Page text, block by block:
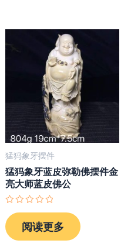
猛犸象牙摆件
猛犸象牙蓝皮弥勒佛摆件金
亮大师蓝皮佛公
分
0
&sol;
阅读更多